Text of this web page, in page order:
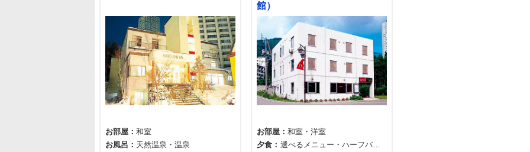
お部屋
和室
お風呂
天然温泉
温泉
館）
お部屋 和室
洋室
夕食
選べるメニュー
ハーフバイ